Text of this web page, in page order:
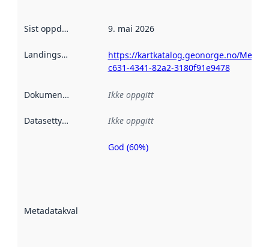
Sist oppdatert 9. mai 2026
Landingsside
https://kartkatalog.geonorge.no/
c631-4341-82a2-3180f91e9478
Dokumentasjon Ikke oppgitt
Datasettype Ikke oppgitt
Metadatakvalitet
Metadatakvalitet
God (60%)